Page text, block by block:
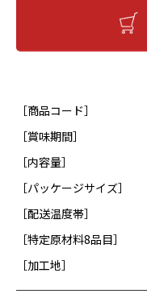
［商品コード］
［賞味期間］
［内容量］
［パッケージサイズ］
［配送温度帯］
［特定原材料8品目］
［加工地］